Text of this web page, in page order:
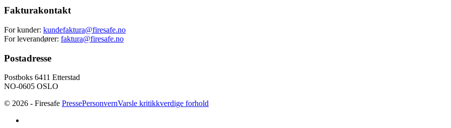
Fakturakontakt
For kunder: kundefaktura@firesafe.no
For leverandører: faktura@firesafe.no
Postadresse
Postboks 6411 Etterstad
NO-0605 OSLO
© 2026 - Firesafe PressePersonvernVarsle kritikkverdige forhold